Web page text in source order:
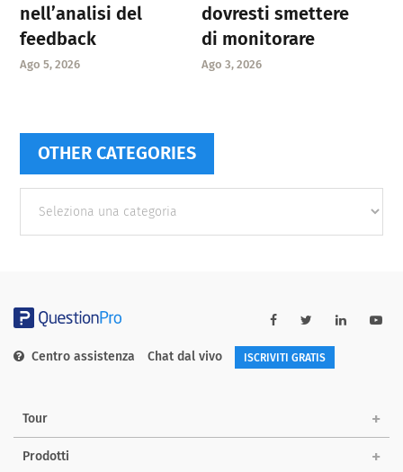
nell’analisi del
feedback
Ago 5, 2026
dovresti smettere
di monitorare
Ago 3, 2026
OTHER CATEGORIES
categories
Centro assistenza Chat dal vivo ISCRIVITI GRATIS
Tour
Prodotti